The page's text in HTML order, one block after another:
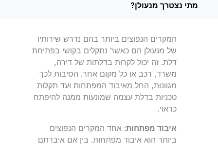
מתי נצטרך מנעולן?
המקרים הנפוצים ביותר בהם נדרש שירותיו
של מנעולן הם כאשר נתקלים בקושי בפתיחת
דלת. זה יכול לקרות בדלתות של דירה,
משרד, רכב או כל מקום אחר. הסיבות לכך
מגוונות, החל מאיבוד המפתחות ועד תקלות
טכניות בדלת עצמה שמונעות ממנה להיפתח
כראוי.
איבוד מפתחות: אחד המקרים הנפוצים
ביותר הוא איבוד מפתחות. בין אם איבדתם